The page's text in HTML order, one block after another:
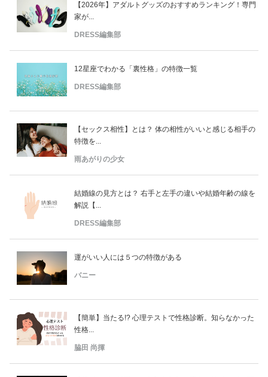
トラベル
カルチャー/エンタメ
占い
ゲーム
【2026年】アダルトグッズのおすすめランキング！専門
家が...
DRESS編集部
12星座でわかる「裏性格」の特徴一覧
DRESS編集部
【セックス相性】とは？ 体の相性がいいと感じる相手の
特徴を...
雨あがりの少女
結婚線の見方とは？ 右手と左手の違いや結婚年齢の線を
解説【...
DRESS編集部
運がいい人には５つの特徴がある
バニー
【簡単】当たる!? 心理テストで性格診断。知らなかった
性格...
脇田 尚揮